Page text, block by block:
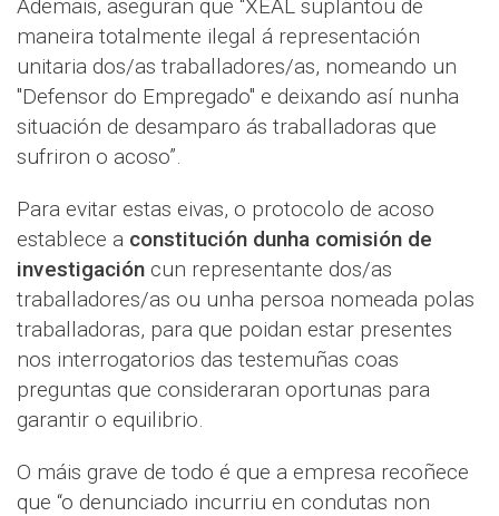
Ademais, aseguran que “XEAL suplantou de
maneira totalmente ilegal á representación
unitaria dos/as traballadores/as, nomeando un
"Defensor do Empregado" e deixando así nunha
situación de desamparo ás traballadoras que
sufriron o acoso”.
Para evitar estas eivas, o protocolo de acoso
establece a constitución dunha comisión de
investigación cun representante dos/as
traballadores/as ou unha persoa nomeada polas
traballadoras, para que poidan estar presentes
nos interrogatorios das testemuñas coas
preguntas que consideraran oportunas para
garantir o equilibrio.
O máis grave de todo é que a empresa recoñece
que “o denunciado incurriu en condutas non